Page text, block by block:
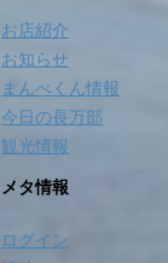
お店紹介
お知らせ
まんべくん情報
今日の長万部
観光情報
メタ情報
ログイン